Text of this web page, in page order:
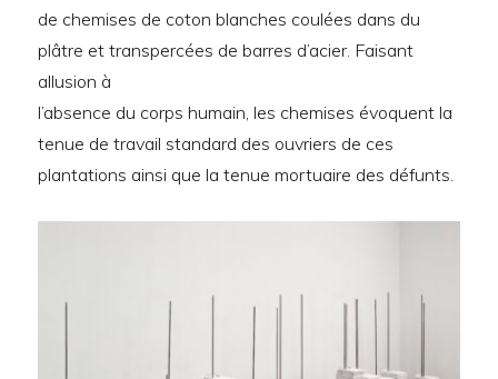
de chemises de coton blanches coulées dans du
plâtre et transpercées de barres d’acier. Faisant
allusion à
l’absence du corps humain, les chemises évoquent la
tenue de travail standard des ouvriers de ces
plantations ainsi que la tenue mortuaire des défunts.